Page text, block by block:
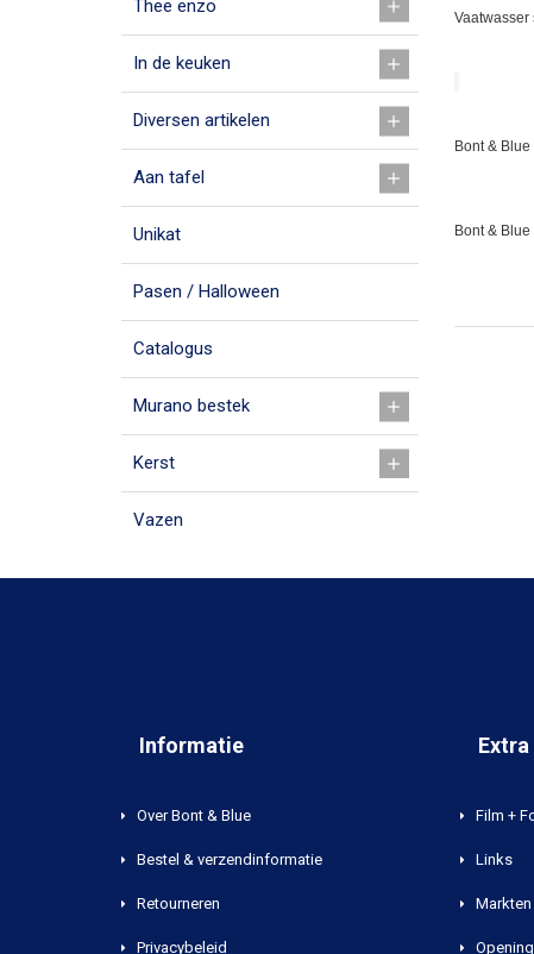
Thee enzo
In de keuken
Diversen artikelen
Aan tafel
Unikat
Pasen / Halloween
Catalogus
Murano bestek
Kerst
Vazen
Vaatwasser
Bont &
Bont &
Informatie
Over Bont & Blue
Bestel & verzendinformatie
Retourneren
Privacybeleid
Extra
Film +
Links